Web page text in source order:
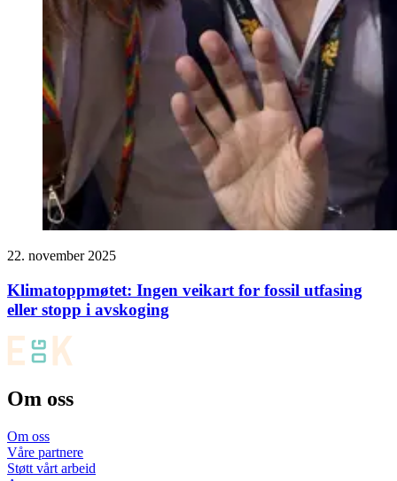
22. november 2025
Klimatoppmøtet: Ingen veikart for fossil utfasing
eller stopp i avskoging
Om oss
Om oss
Våre partnere
Støtt vårt arbeid